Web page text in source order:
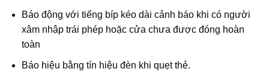
Báo động với tiếng bíp kéo dài cảnh báo khi có người
xâm nhập trái phép hoặc cửa chưa được đóng hoàn
toàn
Báo hiệu bằng tín hiệu đèn khi quẹt thẻ.